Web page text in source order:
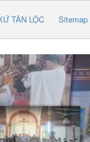
TÂN LỘC Sitemap